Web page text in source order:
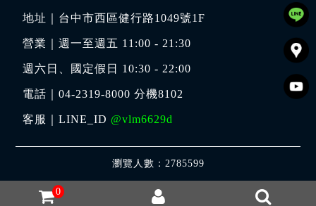
0
地址｜ 台中市西區健行路1049號1F
營業｜週一至週五 11:00 - 21:30
週六日、國定假日 10:30 - 22:00
電話｜04-2319-8000 分機8102
客服｜LINE_ID @vlm6629d
瀏覽人數：2785599